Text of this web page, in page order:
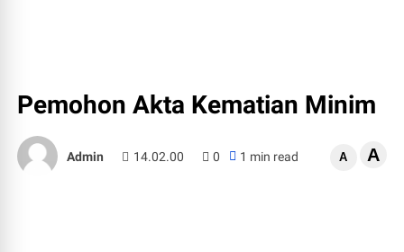
Pemohon Akta Kematian Minim
Admin 14.02.00 0 1 min read A A